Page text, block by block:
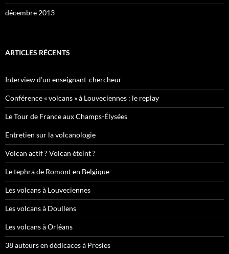
décembre 2013
ARTICLES RÉCENTS
Interview d’un enseignant-chercheur
Conférence « volcans » à Louveciennes : le replay
Le Tour de France aux Champs-Élysées
Entretien sur la volcanologie
Volcan actif ? Volcan éteint ?
Le tephra de Romont en Belgique
Les volcans à Louveciennes
Les volcans à Doullens
Les volcans à Orléans
38 auteurs en dédicaces à Presles